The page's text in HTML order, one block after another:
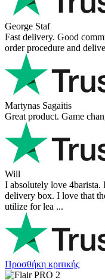
George Staf
Fast delivery. Good
order procedure and
Martynas Sagaitis
Great product. Game
Will
I absolutely love 4barista.
delivery box. I love that
utilize for lea ...
Προσθήκη κριτικής